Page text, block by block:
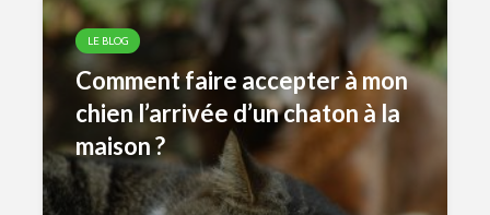
LE BLOG
Comment faire accepter à mon
chien l’arrivée d’un chaton à la
maison ?